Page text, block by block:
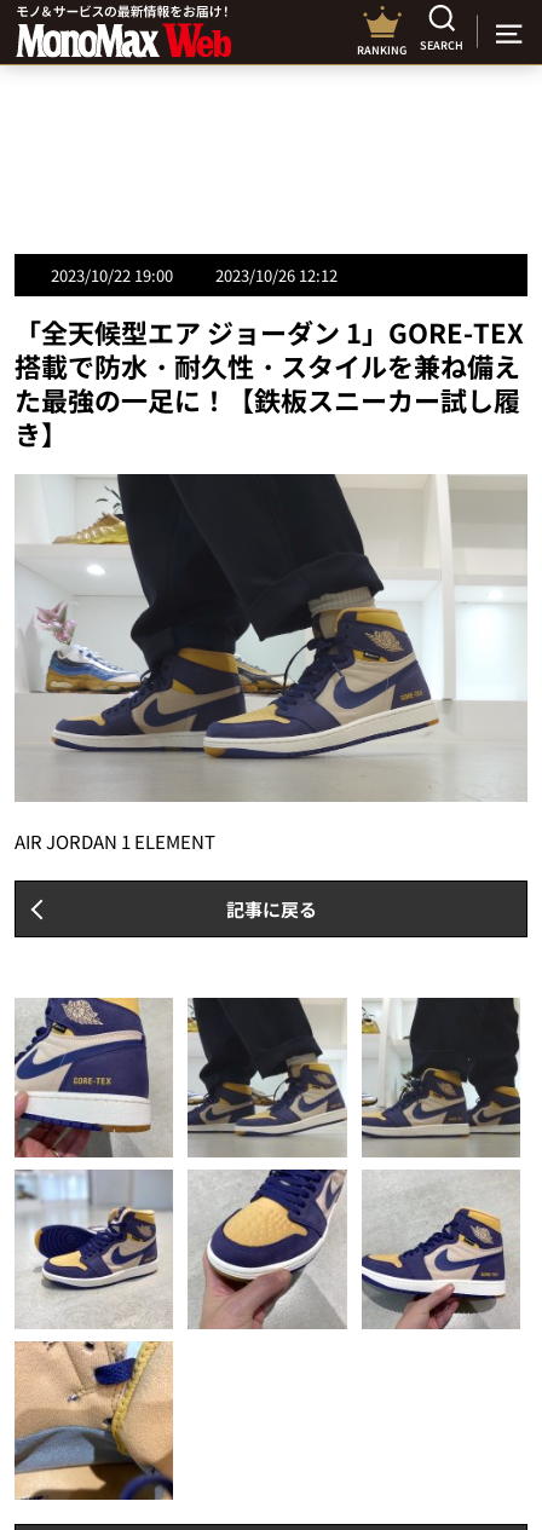
RANKING SEARCH
2023/10/22 19:00 2023/10/26 12:12
「全天候型エア ジョーダン 1」GORE-TEX
搭載で防水・耐久性・スタイルを兼ね備え
た最強の一足に！【鉄板スニーカー試し履
き】
AIR JORDAN 1 ELEMENT
記事に戻る